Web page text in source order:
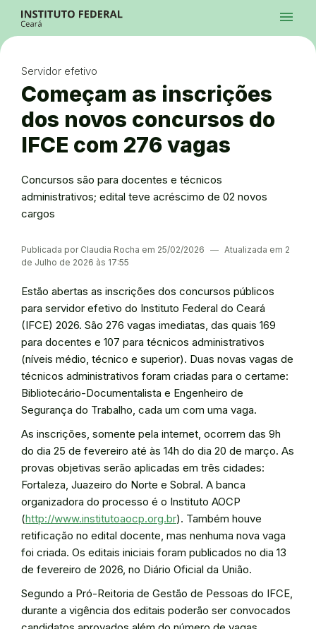
Ir para a busca
Ir para o menu principal
Ir para o conteúdo
Alto Contraste
Login da Área Administrativa
Acessibilidade
menu
InstagramTwitter/XFacebook
Servidor efetivo
Começam as inscrições
dos novos concursos do
IFCE com 276 vagas
Concursos são para docentes e técnicos
administrativos; edital teve acréscimo de 02 novos
cargos
Publicada por Claudia Rocha em 25/02/2026 ― Atualizada em 2
de Julho de 2026 às 17:55
Estão abertas as inscrições dos concursos públicos
para servidor efetivo do Instituto Federal do Ceará
(IFCE) 2026. São 276 vagas imediatas, das quais 169
para docentes e 107 para técnicos administrativos
(níveis médio, técnico e superior). Duas novas vagas de
técnicos administrativos foram criadas para o certame:
Bibliotecário-Documentalista e Engenheiro de
Segurança do Trabalho, cada um com uma vaga.
As inscrições, somente pela internet, ocorrem das 9h
do dia 25 de fevereiro até às 14h do dia 20 de março. As
provas objetivas serão aplicadas em três cidades:
Fortaleza, Juazeiro do Norte e Sobral. A banca
organizadora do processo é o Instituto AOCP
(http://www.institutoaocp.org.br). Também houve
retificação no edital docente, mas nenhuma nova vaga
foi criada. Os editais iniciais foram publicados no dia 13
de fevereiro de 2026, no Diário Oficial da União.
Segundo a Pró-Reitoria de Gestão de Pessoas do IFCE,
durante a vigência dos editais poderão ser convocados